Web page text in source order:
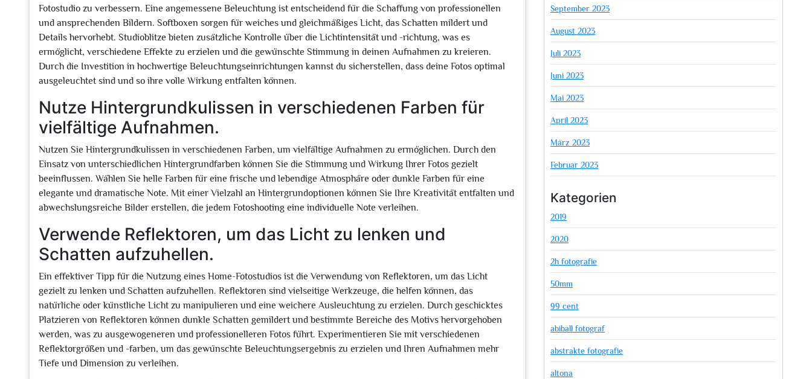
Fotostudio zu verbessern. Eine angemessene Beleuchtung ist entscheidend für die Schaffung von professionellen
und ansprechenden Bildern. Softboxen sorgen für weiches und gleichmäßiges Licht, das Schatten mildert und
Details hervorhebt. Studioblitze bieten zusätzliche Kontrolle über die Lichtintensität und -richtung, was es
ermöglicht, verschiedene Effekte zu erzielen und die gewünschte Stimmung in deinen Aufnahmen zu kreieren.
Durch die Investition in hochwertige Beleuchtungseinrichtungen kannst du sicherstellen, dass deine Fotos optimal
ausgeleuchtet sind und so ihre volle Wirkung entfalten können.
Nutze Hintergrundkulissen in verschiedenen Farben für
vielfältige Aufnahmen.
Nutzen Sie Hintergrundkulissen in verschiedenen Farben, um vielfältige Aufnahmen zu ermöglichen. Durch den
Einsatz von unterschiedlichen Hintergrundfarben können Sie die Stimmung und Wirkung Ihrer Fotos gezielt
beeinflussen. Wählen Sie helle Farben für eine frische und lebendige Atmosphäre oder dunkle Farben für eine
elegante und dramatische Note. Mit einer Vielzahl an Hintergrundoptionen können Sie Ihre Kreativität entfalten und
abwechslungsreiche Bilder erstellen, die jedem Fotoshooting eine individuelle Note verleihen.
Verwende Reflektoren, um das Licht zu lenken und
Schatten aufzuhellen.
Ein effektiver Tipp für die Nutzung eines Home-Fotostudios ist die Verwendung von Reflektoren, um das Licht
gezielt zu lenken und Schatten aufzuhellen. Reflektoren sind vielseitige Werkzeuge, die helfen können, das
natürliche oder künstliche Licht zu manipulieren und eine weichere Ausleuchtung zu erzielen. Durch geschicktes
Platzieren von Reflektoren können dunkle Schatten gemildert und bestimmte Bereiche des Motivs hervorgehoben
werden, was zu ausgewogeneren und professionelleren Fotos führt. Experimentieren Sie mit verschiedenen
Reflektorgrößen und -farben, um das gewünschte Beleuchtungsergebnis zu erzielen und Ihren Aufnahmen mehr
Tiefe und Dimension zu verleihen.
September 2023
August 2023
Juli 2023
Juni 2023
Mai 2023
April 2023
März 2023
Februar 2023
Kategorien
2019
2020
2h fotografie
50mm
99 cent
abiball fotograf
abstrakte fotografie
altona